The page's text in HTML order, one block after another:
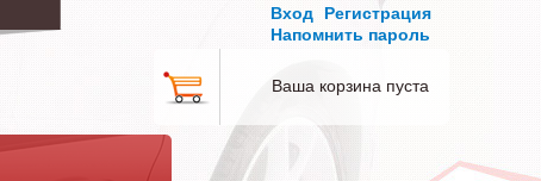
Вход
Регистрация
Напомнить пароль
Ваша корзина пуста